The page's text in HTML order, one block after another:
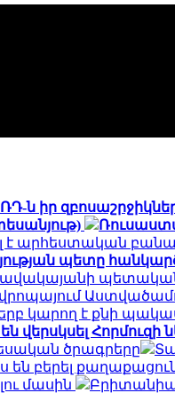
ն իր
է արհեստական
պետը
կարող է քնի
վերսկսել Հորմուզի
ծրագրերը
բերել
մասին